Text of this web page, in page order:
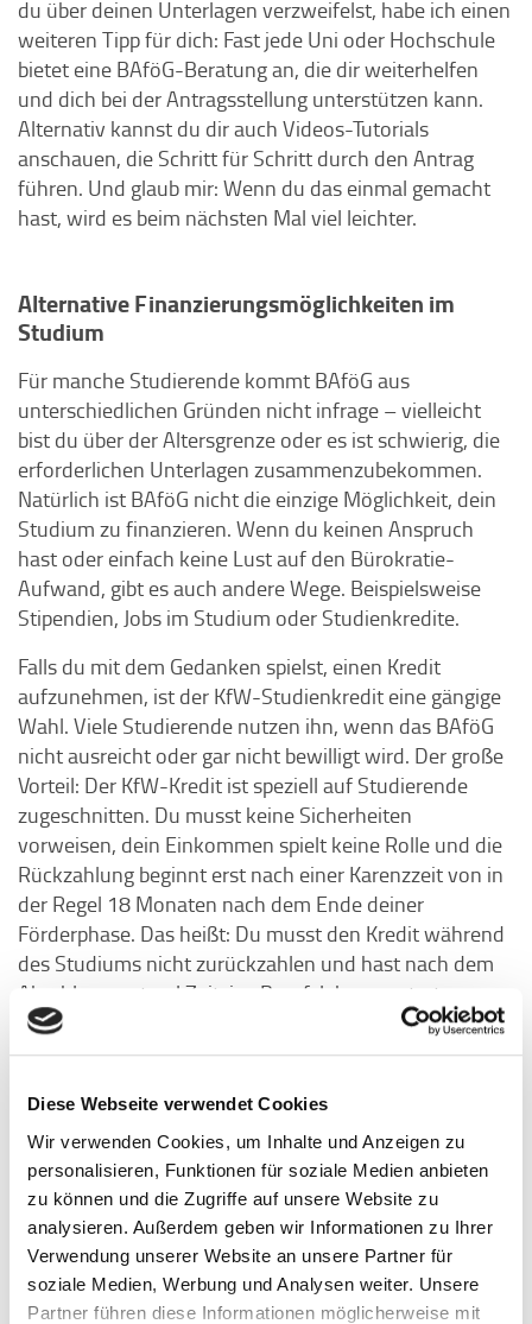
Diese Webseite verwendet Cookies
Wir verwenden Cookies, um Inhalte und Anzeigen zu
personalisieren, Funktionen für soziale Medien anbieten
zu können und die Zugriffe auf unsere Website zu
analysieren. Außerdem geben wir Informationen zu Ihrer
Verwendung unserer Website an unsere Partner für
soziale Medien, Werbung und Analysen weiter. Unsere
Partner führen diese Informationen möglicherweise mit
du über deinen Unterlagen verzweifelst, habe ich einen
weiteren Tipp für dich: Fast jede Uni oder Hochschule
bietet eine BAföG-Beratung an, die dir weiterhelfen
und dich bei der Antragsstellung unterstützen kann.
Alternativ kannst du dir auch Videos-Tutorials
anschauen, die Schritt für Schritt durch den Antrag
führen. Und glaub mir: Wenn du das einmal gemacht
hast, wird es beim nächsten Mal viel leichter.
Alternative Finanzierungsmöglichkeiten im
Studium
Für manche Studierende kommt BAföG aus
unterschiedlichen Gründen nicht infrage – vielleicht
bist du über der Altersgrenze oder es ist schwierig, die
erforderlichen Unterlagen zusammenzubekommen.
Natürlich ist BAföG nicht die einzige Möglichkeit, dein
Studium zu finanzieren. Wenn du keinen Anspruch
hast oder einfach keine Lust auf den Bürokratie-
Aufwand, gibt es auch andere Wege. Beispielsweise
Stipendien, Jobs im Studium oder Studienkredite.
Falls du mit dem Gedanken spielst, einen Kredit
aufzunehmen, ist der KfW-Studienkredit eine gängige
Wahl. Viele Studierende nutzen ihn, wenn das BAföG
nicht ausreicht oder gar nicht bewilligt wird. Der große
Vorteil: Der KfW-Kredit ist speziell auf Studierende
zugeschnitten. Du musst keine Sicherheiten
vorweisen, dein Einkommen spielt keine Rolle und die
Rückzahlung beginnt erst nach einer Karenzzeit von in
der Regel 18 Monaten nach dem Ende deiner
Förderphase. Das heißt: Du musst den Kredit während
des Studiums nicht zurückzahlen und hast nach dem
Abschluss erstmal Zeit, ins Berufsleben zu starten,
bevor die Rückzahlung ansteht. Und auch bei der
Tilgung bist du flexibel – du kannst z. B. monatliche
Und die Zinsen? Die sind variabel und werden
halbjährlich angepasst. Klingt erstmal fair – bedeutet
aber auch, dass du nicht genau weißt, wie hoch deine
Gesamtbelastung am Ende wirklich ist. Aktuell (Stand:
April 2025) liegt der Zinssatz bei rund 7,8 %, was für
einen Studienkredit relativ hoch ist. Deshalb ist es
umso wichtiger, vorab genau durchzurechnen, wie viel